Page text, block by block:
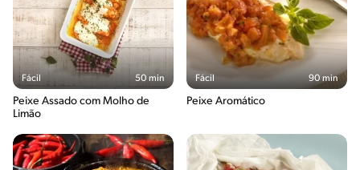
Fácil 50 min
Peixe Assado com Molho de
Limão
Fácil 90 min
Peixe Aromático